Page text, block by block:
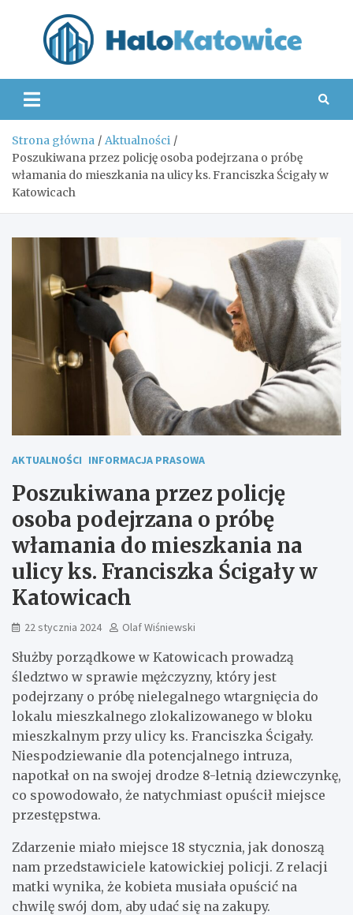
Strona główna
Aktualności
Poszukiwana przez policję osoba podejrzana o próbę
włamania do mieszkania na ulicy ks. Franciszka Ścigały w
Katowicach
AKTUALNOŚCI INFORMACJA PRASOWA
Poszukiwana przez policję
osoba podejrzana o próbę
włamania do mieszkania na
ulicy ks. Franciszka Ścigały w
Katowicach
22 stycznia 2024 Olaf Wiśniewski
Służby porządkowe w Katowicach prowadzą
śledztwo w sprawie mężczyzny, który jest
podejrzany o próbę nielegalnego wtargnięcia do
lokalu mieszkalnego zlokalizowanego w bloku
mieszkalnym przy ulicy ks. Franciszka Ścigały.
Niespodziewanie dla potencjalnego intruza,
napotkał on na swojej drodze 8-letnią dziewczynkę,
co spowodowało, że natychmiast opuścił miejsce
przestępstwa.
Zdarzenie miało miejsce 18 stycznia, jak donoszą
nam przedstawiciele katowickiej policji. Z relacji
matki wynika, że kobieta musiała opuścić na
chwilę swój dom, aby udać się na zakupy.